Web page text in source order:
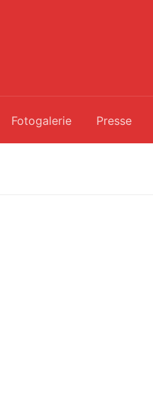
Fotogalerie Presse